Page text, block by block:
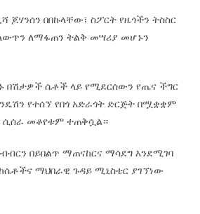
ጆሃንሰን በበኩላቸው፣ ስፖርት የዜጎችን ትስስር
ለውጥን ለማፋጠን ትልቅ መሣሪያ መሆኑን
በሽታዎች ሴቶች ላይ የሚደርሰውን የጤና ችግር
የተሰኘ የበጎ አድራጎት ድርጅት በሟቋቋም
ሲሰራ መቆየቱም ተጠቅሷል።
በይበልጥ ማጠናከርና ማሳደግ እንደሚገባ
ማህበራዊ ጉዳይ ሚኒስቴር ያገኘነው